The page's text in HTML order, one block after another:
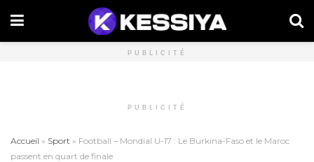
PUBLICITÉ
PUBLICITÉ
Accueil » Sport » Football – Mondial U-17 : Le Burkina-Faso et le Maroc
passent en quart de finale